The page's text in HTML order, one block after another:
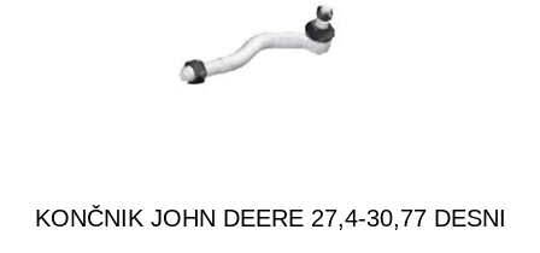
KONČNIK JOHN DEERE 27,4-30,77 DESNI